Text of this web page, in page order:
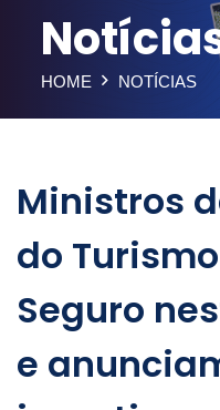
HOME NOTÍCIAS
Ministros
do
Seguro
e